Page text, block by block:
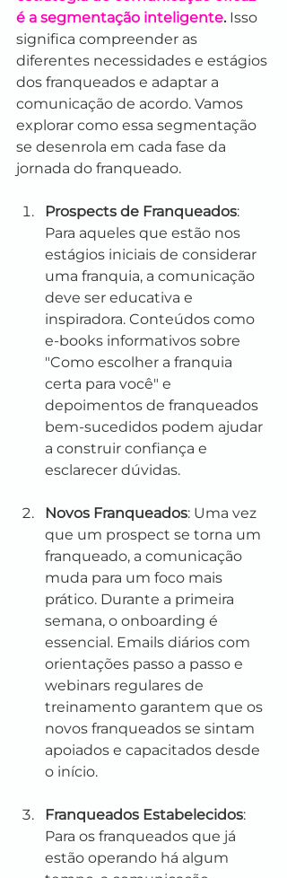
é a segmentação inteligente. Isso
significa compreender as
diferentes necessidades e estágios
dos franqueados e adaptar a
comunicação de acordo. Vamos
explorar como essa segmentação
se desenrola em cada fase da
jornada do franqueado.
Prospects de Franqueados:
Para aqueles que estão nos
estágios iniciais de considerar
uma franquia, a comunicação
deve ser educativa e
inspiradora. Conteúdos como
e-books informativos sobre
"Como escolher a franquia
certa para você" e
depoimentos de franqueados
bem-sucedidos podem ajudar
a construir confiança e
esclarecer dúvidas.
Novos Franqueados: Uma vez
que um prospect se torna um
franqueado, a comunicação
muda para um foco mais
prático. Durante a primeira
semana, o onboarding é
essencial. Emails diários com
orientações passo a passo e
webinars regulares de
treinamento garantem que os
novos franqueados se sintam
apoiados e capacitados desde
o início.
Franqueados Estabelecidos:
Para os franqueados que já
estão operando há algum